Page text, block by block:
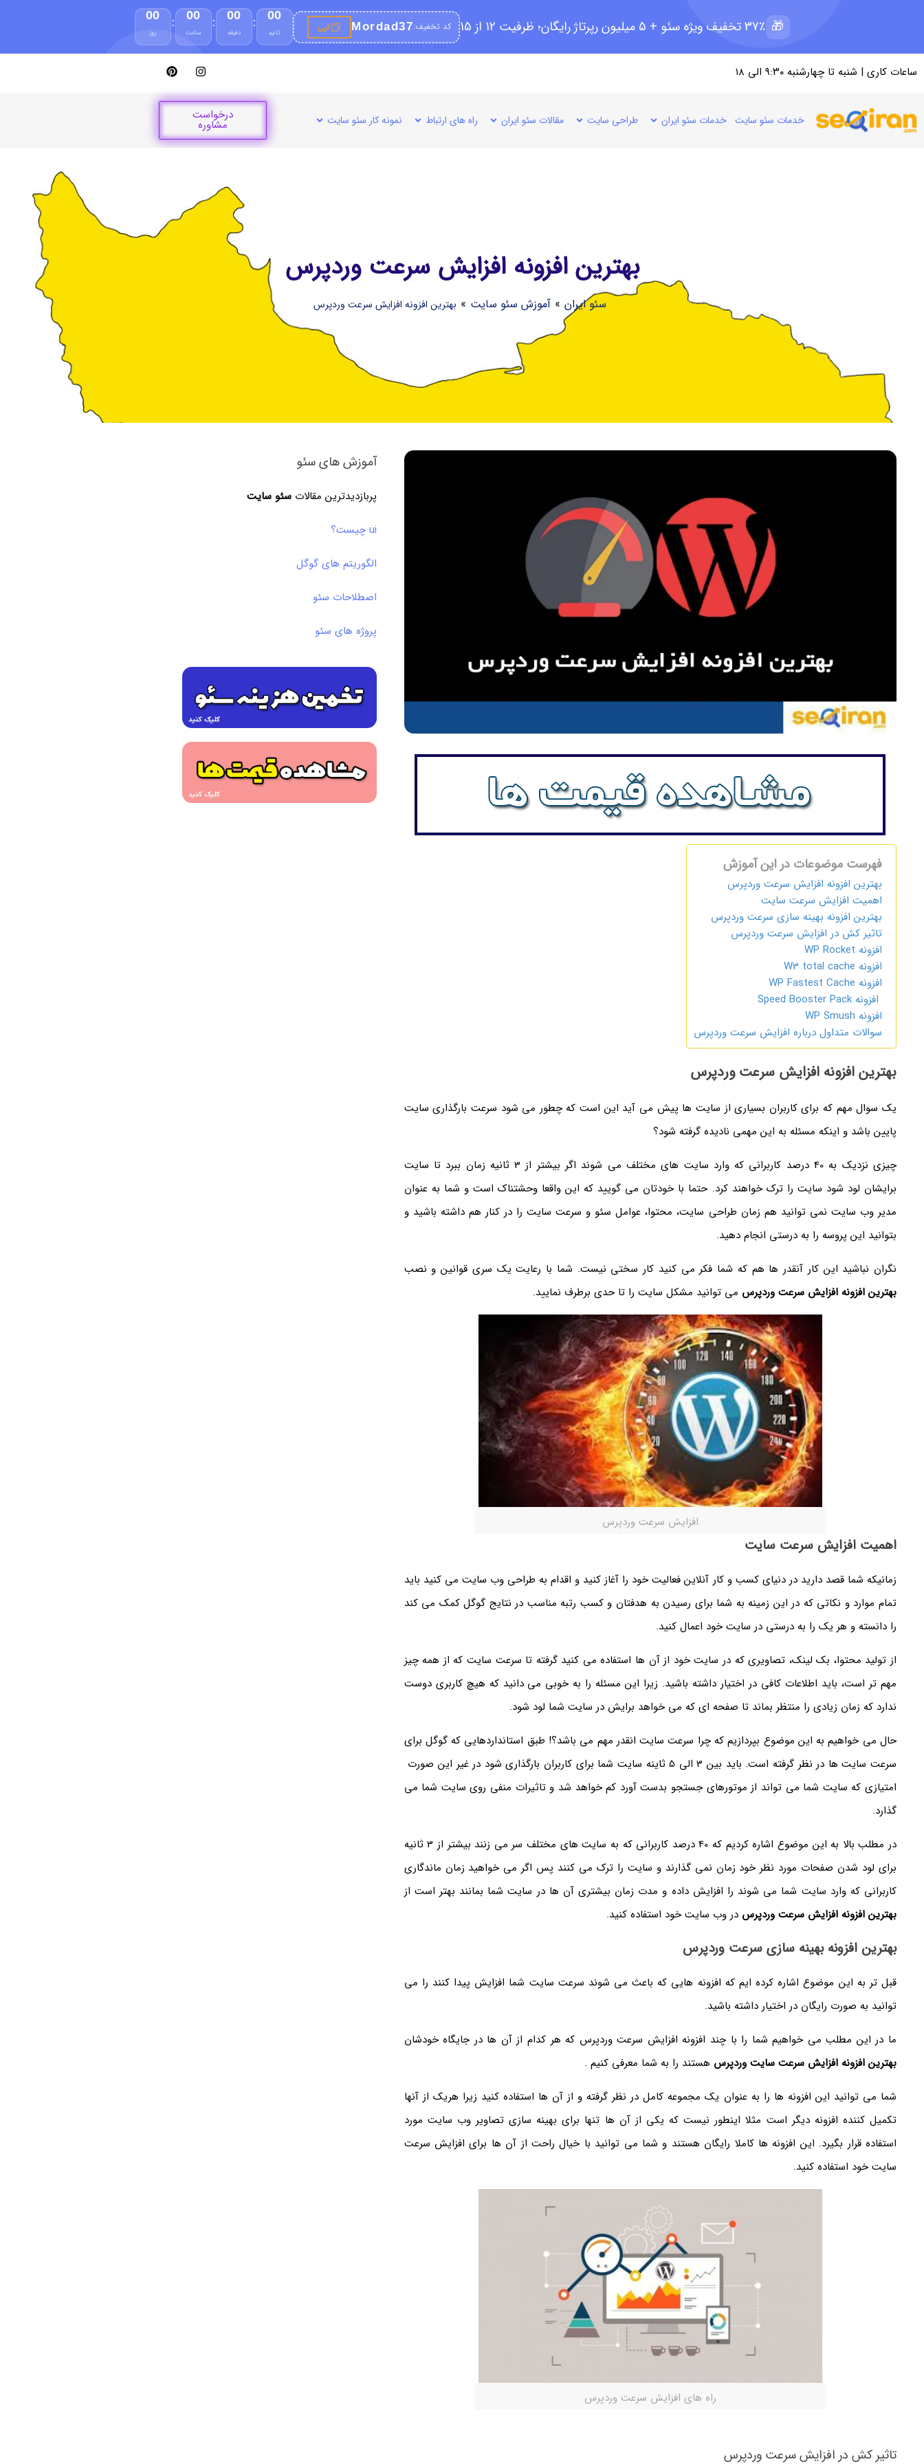
🎁 37٪ تخفیف ویژه سئو + 5 میلیون رپرتاژ رایگان؛ ظرفیت 12 از 15 کد تخفیف:Mordad37 کپی
00
روز
:
00
ساعت
:
00
دقیقه
:
00
ثانیه
ساعات کاری | شنبه تا چهارشنبه ۹:۳۰ الی ۱۸
خدمات سئو سایت خدمات سئو ایران طراحی سایت مقالات سئو ایران راه های ارتباط نمونه کار سئو سایت درخواست
مشاوره
بهترین افزونه افزایش سرعت وردپرس
سئو ایران » آموزش سئو سایت » بهترین افزونه افزایش سرعت وردپرس
فهرست موضوعات در این آموزش
بهترین افزونه افزایش سرعت وردپرس
اهمیت افزایش سرعت سایت
بهترین افزونه بهینه سازی سرعت وردپرس
تاثیر کش در افزایش سرعت وردپرس
افزونه WP Rocket
افزونه W3 total cache
افزونه WP Fastest Cache
افزونه Speed Booster Pack
افزونه WP Smush
سوالات متداول درباره افزایش سرعت وردپرس
بهترین افزونه افزایش سرعت وردپرس
یک سوال مهم که برای کاربران بسیاری از سایت ها پیش می آید این است که چطور می شود سرعت بارگذاری سایت
پایین باشد و اینکه مسئله به این مهمی نادیده گرفته شود؟
چیزی نزدیک به 40 درصد کاربرانی که وارد سایت های مختلف می شوند اگر بیشتر از 3 ثانیه زمان ببرد تا سایت
برایشان لود شود سایت را ترک خواهند کرد. حتما با خودتان می گویید که این واقعا وحشتناک است و شما به عنوان
مدیر وب سایت نمی توانید هم زمان طراحی سایت، محتوا، عوامل سئو و سرعت سایت را در کنار هم داشته باشید و
بتوانید این پروسه را به درستی انجام دهید.
نگران نباشید این کار آنقدر ها هم که شما فکر می کنید کار سختی نیست. شما با رعایت یک سری قوانین و نصب
بهترین افزونه افزایش سرعت وردپرس می توانید مشکل سایت را تا حدی برطرف نمایید.
افزایش سرعت وردپرس
اهمیت افزایش سرعت سایت
زمانیکه شما قصد دارید در دنیای کسب و کار آنلاین فعالیت خود را آغاز کنید و اقدام به طراحی وب سایت می کنید باید
تمام موارد و نکاتی که در این زمینه به شما برای رسیدن به هدفتان و کسب رتبه مناسب در نتایج گوگل کمک می کند
را دانسته و هر یک را به درستی در سایت خود اعمال کنید.
از تولید محتوا، بک لینک، تصاویری که در سایت خود از آن ها استفاده می کنید گرفته تا سرعت سایت که از همه چیز
مهم تر است، باید اطلاعات کافی در اختیار داشته باشید. زیرا این مسئله را به خوبی می دانید که هیچ کاربری دوست
ندارد که زمان زیادی را منتظر بماند تا صفحه ای که می خواهد برایش در سایت شما لود شود.
حال می خواهیم به این موضوع بپردازیم که چرا سرعت سایت انقدر مهم می باشد؟! طبق استانداردهایی که گوگل برای
سرعت سایت ها در نظر گرفته است. باید بین 3 الی 5 ثاینه سایت شما برای کاربران بارگذاری شود در غیر این صورت
امتیازی که سایت شما می تواند از موتورهای جستجو بدست آورد کم خواهد شد و تاثیرات منفی روی سایت شما می
گذارد.
در مطلب بالا به این موضوع اشاره کردیم که 40 درصد کاربرانی که به سایت های مختلف سر می زنند بیشتر از 3 ثانیه
برای لود شدن صفحات مورد نظر خود زمان نمی گذارند و سایت را ترک می کنند پس اگر می خواهید زمان ماندگاری
کاربرانی که وارد سایت شما می شوند را افزایش داده و مدت زمان بیشتری آن ها در سایت شما بمانند بهتر است از
بهترین افزونه افزایش سرعت وردپرس در وب سایت خود استفاده کنید.
بهترین افزونه بهینه سازی سرعت وردپرس
قبل تر به این موضوع اشاره کرده ایم که افزونه هایی که باعث می شوند سرعت سایت شما افزایش پیدا کنند را می
توانید به صورت رایگان در اختیار داشته باشید.
ما در این مطلب می خواهیم شما را با چند افزونه افزایش سرعت وردپرس که هر کدام از آن ها در جایگاه خودشان
بهترین افزونه افزایش سرعت سایت وردپرس هستند را به شما معرفی کنیم .
شما می توانید این افزونه ها را به عنوان یک مجموعه کامل در نظر گرفته و از آن ها استفاده کنید زیرا هریک از آنها
تکمیل کننده افزونه دیگر است مثلا اینطور نیست که یکی از آن ها تنها برای بهینه سازی تصاویر وب سایت مورد
استفاده قرار بگیرد. این افزونه ها کاملا رایگان هستند و شما می توانید با خیال راحت از آن ها برای افزایش سرعت
سایت خود استفاده کنید.
راه های افزایش سرعت وردپرس
تاثیر کش در افزایش سرعت وردپرس
آموزش های سئو
پربازدیدترین مقالاتسئو سایت
ui چیست؟
الگوریتم های گوگل
اصطلاحات سئو
پروژه های سئو